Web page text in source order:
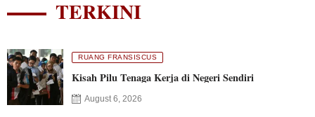
TERKINI
RUANG FRANSISCUS
Kisah Pilu Tenaga Kerja di Negeri Sendiri
August 6, 2026